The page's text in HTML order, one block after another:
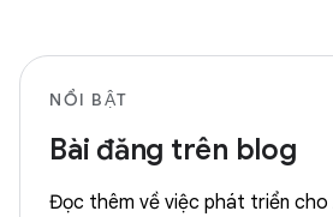
NỔI BẬT
Bài đăng trên blog
Đọc thêm về việc phát triển cho